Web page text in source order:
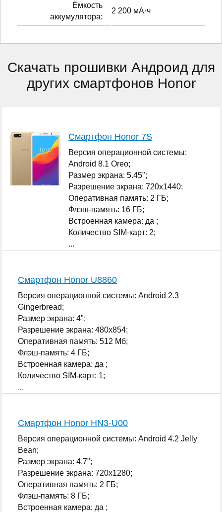
Ёмкость
аккумулятора:
2 200 мА·ч
Скачать прошивки Андроид для
других смартфонов Honor
Смартфон Honor 7S
Версия операционной системы:
Android 8.1 Oreo;
Размер экрана: 5.45";
Разрешение экрана: 720x1440;
Оперативная память: 2 ГБ;
Флэш-память: 16 ГБ;
Встроенная камера: да ;
Количество SIM-карт: 2;
...
Смартфон Honor U8860
Версия операционной системы: Android 2.3
Gingerbread;
Размер экрана: 4";
Разрешение экрана: 480x854;
Оперативная память: 512 Мб;
Флэш-память: 4 ГБ;
Встроенная камера: да ;
Количество SIM-карт: 1;
...
Смартфон Honor HN3-U00
Версия операционной системы: Android 4.2 Jelly
Bean;
Размер экрана: 4.7";
Разрешение экрана: 720x1280;
Оперативная память: 2 ГБ;
Флэш-память: 8 ГБ;
Встроенная камера: да ;